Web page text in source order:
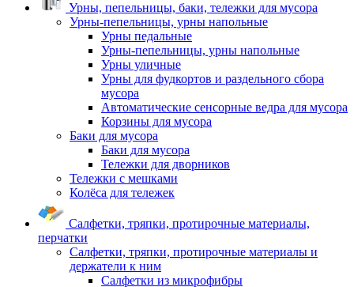
Урны, пепельницы, баки, тележки для мусора
Урны-пепельницы, урны напольные
Урны педальные
Урны-пепельницы, урны напольные
Урны уличные
Урны для фудкортов и раздельного сбора
мусора
Автоматические сенсорные ведра для мусора
Корзины для мусора
Баки для мусора
Баки для мусора
Тележки для дворников
Тележки с мешками
Колёса для тележек
Салфетки, тряпки, протирочные материалы,
перчатки
Салфетки, тряпки, протирочные материалы и
держатели к ним
Салфетки из микрофибры